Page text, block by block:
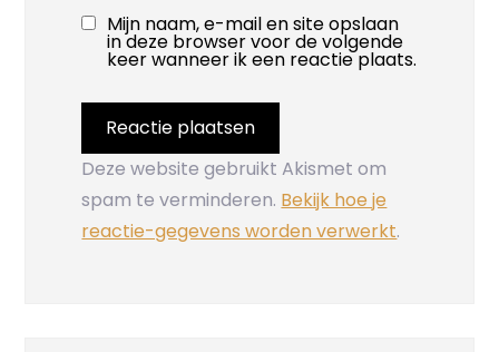
Mijn naam, e-mail en site opslaan
in deze browser voor de volgende
keer wanneer ik een reactie plaats.
Deze website gebruikt Akismet om
spam te verminderen. Bekijk hoe je
reactie-gegevens worden verwerkt.